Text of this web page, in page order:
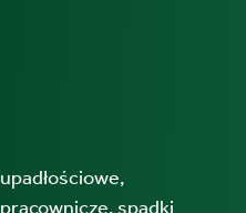
upadłościowe,
pracownicze, spadki